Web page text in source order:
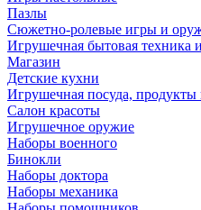
Пазлы
Сюжетно-ролевые игры и
Игрушечная бытовая техника
Магазин
Детские кухни
Игрушечная посуда, продукты
Салон красоты
Игрушечное оружие
Наборы военного
Бинокли
Наборы доктора
Наборы механика